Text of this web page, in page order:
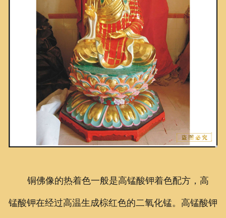
铜佛像的热着色一般是高锰酸钾着色配方，高
锰酸钾在经过高温生成棕红色的二氧化锰。高锰酸钾